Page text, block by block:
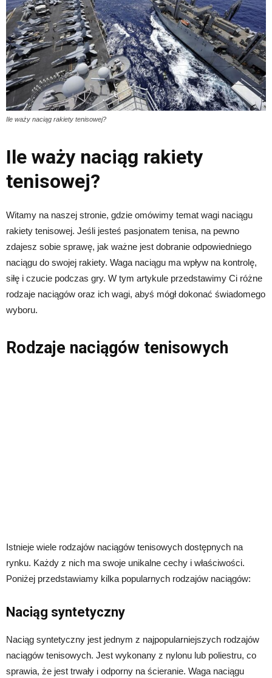
Ile waży naciąg rakiety tenisowej?
Ile waży naciąg rakiety
tenisowej?
Witamy na naszej stronie, gdzie omówimy temat wagi naciągu
rakiety tenisowej. Jeśli jesteś pasjonatem tenisa, na pewno
zdajesz sobie sprawę, jak ważne jest dobranie odpowiedniego
naciągu do swojej rakiety. Waga naciągu ma wpływ na kontrolę,
siłę i czucie podczas gry. W tym artykule przedstawimy Ci różne
rodzaje naciągów oraz ich wagi, abyś mógł dokonać świadomego
wyboru.
Rodzaje naciągów tenisowych
Istnieje wiele rodzajów naciągów tenisowych dostępnych na
rynku. Każdy z nich ma swoje unikalne cechy i właściwości.
Poniżej przedstawiamy kilka popularnych rodzajów naciągów:
Naciąg syntetyczny
Naciąg syntetyczny jest jednym z najpopularniejszych rodzajów
naciągów tenisowych. Jest wykonany z nylonu lub poliestru, co
sprawia, że jest trwały i odporny na ścieranie. Waga naciągu